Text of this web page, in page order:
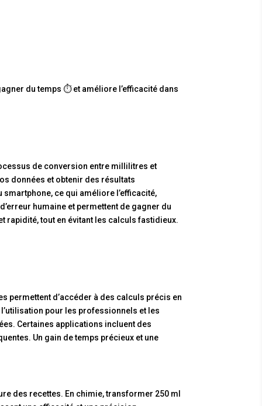
du temps ⏱️ et améliore l’efficacité dans
de conversion entre millilitres et
données et obtenir des résultats
ce qui améliore l’efficacité,
humaine et permettent de gagner du
rapidité, tout en évitant les calculs fastidieux.
permettent d’accéder à des calculs précis en
pour les professionnels et les
Certaines applications incluent des
Un gain de temps précieux et une
des recettes. En chimie, transformer 250 ml